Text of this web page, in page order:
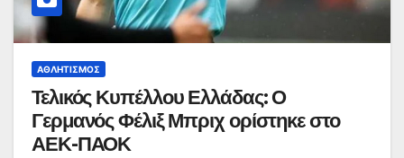
ΑΘΛΗΤΙΣΜΌΣ
Τελικός Κυπέλλου Ελλάδας: Ο
Γερμανός Φέλιξ Μπριχ ορίστηκε στο
ΑΕΚ-ΠΑΟΚ